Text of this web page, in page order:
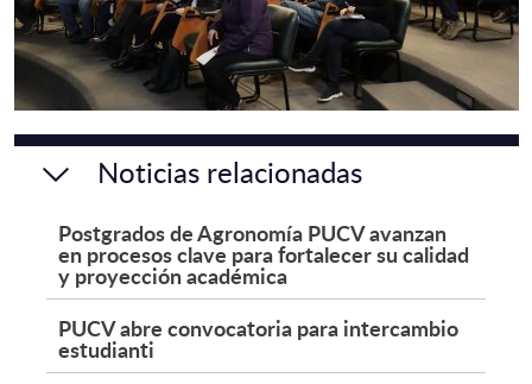
Noticias relacionadas
Postgrados de Agronomía PUCV avanzan
en procesos clave para fortalecer su calidad
y proyección académica
PUCV abre convocatoria para intercambio
estudianti